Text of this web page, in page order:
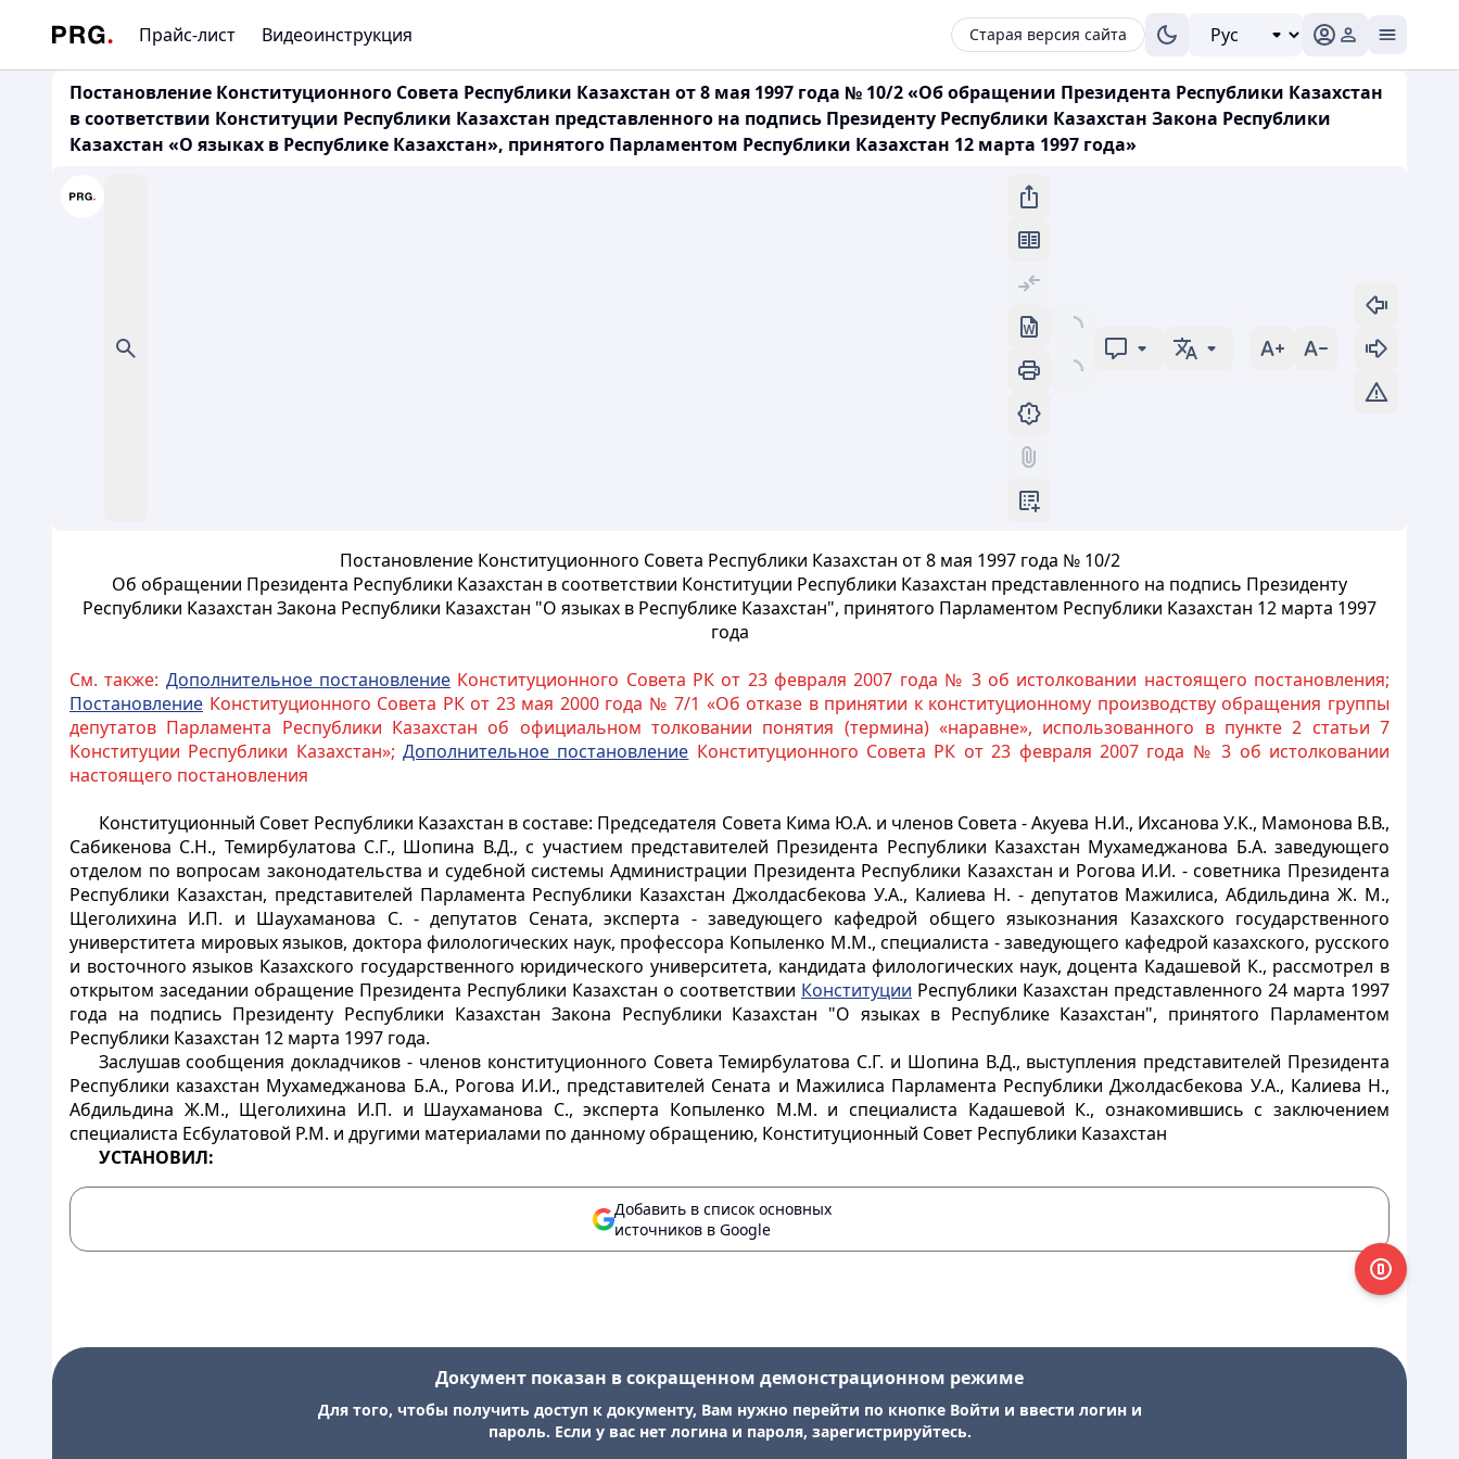
Прайс-лист Видеоинструкция Старая версия сайта
Постановление Конституционного Совета Республики Казахстан от 8 мая 1997 года № 10/2 «Об обращении Президента Республики Казахстан
в соответствии Конституции Республики Казахстан представленного на подпись Президенту Республики Казахстан Закона Республики
Казахстан «О языках в Республике Казахстан», принятого Парламентом Республики Казахстан 12 марта 1997 года»
Постановление Конституционного Совета Республики Казахстан от 8 мая 1997 года № 10/2
Об обращении Президента Республики Казахстан в соответствии Конституции Республики Казахстан представленного на подпись Президенту
Республики Казахстан Закона Республики Казахстан "О языках в Республике Казахстан", принятого Парламентом Республики Казахстан 12 марта 1997
года
См. также: Дополнительное постановление Конституционного Совета РК от 23 февраля 2007 года № 3 об истолковании настоящего постановления;
Постановление Конституционного Совета РК от 23 мая 2000 года № 7/1 «Об отказе в принятии к конституционному производству обращения группы
депутатов Парламента Республики Казахстан об официальном толковании понятия (термина) «наравне», использованного в пункте 2 статьи 7
Конституции Республики Казахстан»;Дополнительное постановление Конституционного Совета РК от 23 февраля 2007 года № 3 об истолковании
настоящего постановления
Конституционный Совет Республики Казахстан в составе: Председателя Совета Кима Ю.А. и членов Совета - Акуева Н.И., Ихсанова У.К., Мамонова В.В.,
Сабикенова С.Н., Темирбулатова С.Г., Шопина В.Д., с участием представителей Президента Республики Казахстан Мухамеджанова Б.А. заведующего
отделом по вопросам законодательства и судебной системы Администрации Президента Республики Казахстан и Рогова И.И. - советника Президента
Республики Казахстан, представителей Парламента Республики Казахстан Джолдасбекова У.А., Калиева Н. - депутатов Мажилиса, Абдильдина Ж. М.,
Щеголихина И.П. и Шаухаманова С. - депутатов Сената, эксперта - заведующего кафедрой общего языкознания Казахского государственного
универститета мировых языков, доктора филологических наук, профессора Копыленко М.М., специалиста - заведующего кафедрой казахского, русского
и восточного языков Казахского государственного юридического университета, кандидата филологических наук, доцента Кадашевой К., рассмотрел в
открытом заседании обращение Президента Республики Казахстан о соответствии Конституции Республики Казахстан представленного 24 марта 1997
года на подпись Президенту Республики Казахстан Закона Республики Казахстан "О языках в Республике Казахстан", принятого Парламентом
Республики Казахстан 12 марта 1997 года.
Заслушав сообщения докладчиков - членов конституционного Совета Темирбулатова С.Г. и Шопина В.Д., выступления представителей Президента
Республики казахстан Мухамеджанова Б.А., Рогова И.И., представителей Сената и Мажилиса Парламента Республики Джолдасбекова У.А., Калиева Н.,
Абдильдина Ж.М., Щеголихина И.П. и Шаухаманова С., эксперта Копыленко М.М. и специалиста Кадашевой К., ознакомившись с заключением
специалиста Есбулатовой Р.М. и другими материалами по данному обращению, Конституционный Совет Республики Казахстан
УСТАНОВИЛ:
Добавить в список основных
источников в Google
Документ показан в сокращенном демонстрационном режиме
Для того, чтобы получить доступ к документу, Вам нужно перейти по кнопке Войти и ввести логин и
пароль. Если у вас нет логина и пароля, зарегистрируйтесь.